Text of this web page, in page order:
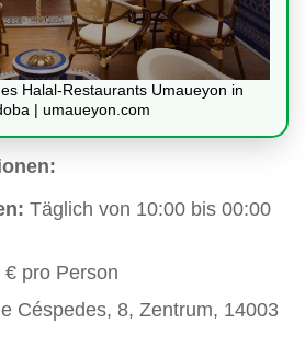
Halal-Restaurants Umaueyon in
| umaueyon.com
Täglich von 10:00 bis 00:00
€ pro Person
Céspedes, 8, Zentrum, 14003